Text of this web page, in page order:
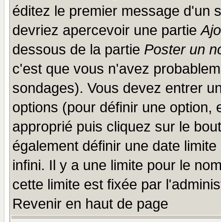
éditez le premier message d'un
devriez apercevoir une partie
dessous de la partie Poster un
c'est que vous n'avez
sondages). Vous devez entrer
options (pour définir une option,
approprié puis cliquez sur le
également définir une date
infini. Il y a une limite pour le
cette limite est fixée par
Revenir en haut de page